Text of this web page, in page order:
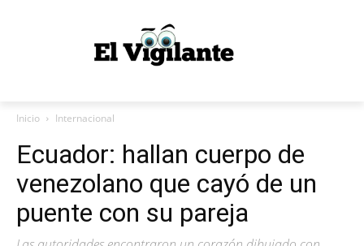
Inicio Internacional
Ecuador: hallan cuerpo de
venezolano que cayó de un
puente con su pareja